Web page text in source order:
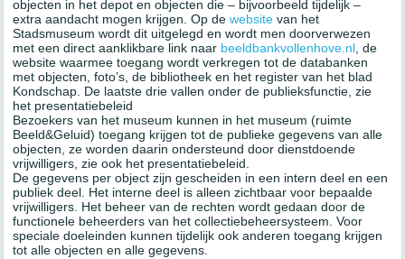
objecten in het depot en objecten die – bijvoorbeeld tijdelijk –
extra aandacht mogen krijgen. Op dewebsite van het
Stadsmuseum wordt dit uitgelegd en wordt men doorverwezen
met een direct aanklikbare link naar beeldbankvollenhove.nl, de
website waarmee toegang wordt verkregen tot de databanken
met objecten, foto’s, de bibliotheek en het register van het blad
Kondschap. De laatste drie vallen onder de publieksfunctie, zie
het presentatiebeleid
Bezoekers van het museum kunnen in het museum (ruimte
Beeld&Geluid) toegang krijgen tot de publieke gegevens van alle
objecten, ze worden daarin ondersteund door dienstdoende
vrijwilligers, zie ook het presentatiebeleid.
De gegevens per object zijn gescheiden in een intern deel en een
publiek deel. Het interne deel is alleen zichtbaar voor bepaalde
vrijwilligers. Het beheer van de rechten wordt gedaan door de
functionele beheerders van het collectiebeheersysteem. Voor
speciale doeleinden kunnen tijdelijk ook anderen toegang krijgen
tot alle objecten en alle gegevens.